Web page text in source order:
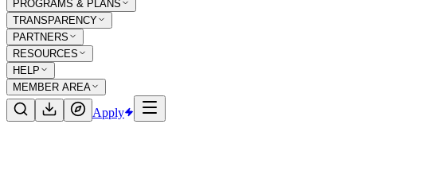
PROGRAMS & PLANS
TRANSPARENCY
PARTNERS
RESOURCES
HELP
MEMBER AREA
Apply